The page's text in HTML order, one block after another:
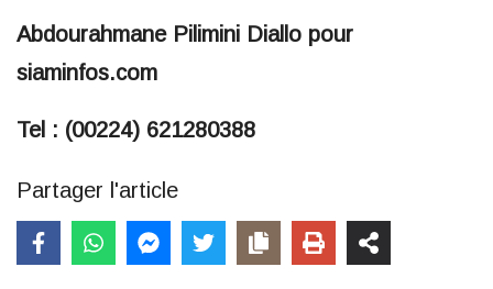
Abdourahmane Pilimini Diallo pour
siaminfos.com
Tel : (00224) 621280388
Partager l'article